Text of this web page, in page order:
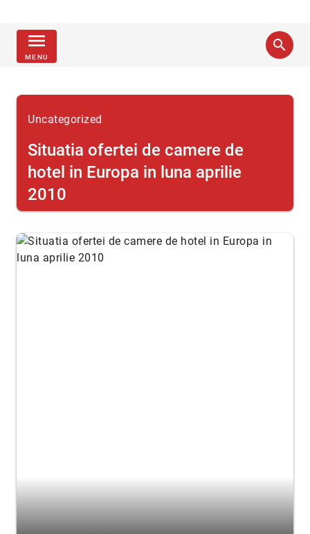
menu
MENU
search
Uncategorized
Situatia ofertei de camere de
hotel in Europa in luna aprilie
2010